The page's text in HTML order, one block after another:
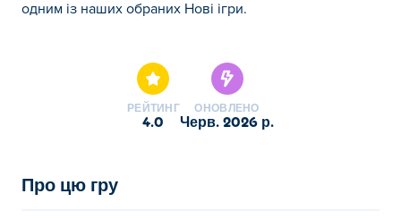
одним із наших обраних Нові ігри.
РЕЙТИНГ
4.0
ОНОВЛЕНО
черв. 2026 р.
Про цю гру